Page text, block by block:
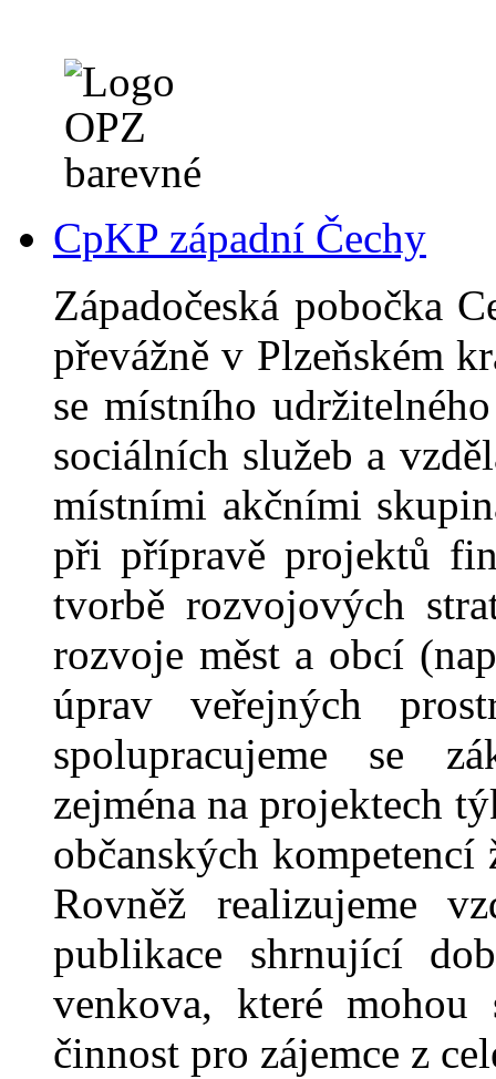
CpKP západní Čechy
Západočeská pobočka
převážně v Plzeňském
se místního
sociálních služeb a
místními akčními
při přípravě projektů
tvorbě rozvojových
rozvoje měst a obcí
úprav veřejných
spolupracujeme se
zejména na projektech
občanských
Rovněž realizujeme
publikace shrnující
venkova, které
činnost pro zájemce z